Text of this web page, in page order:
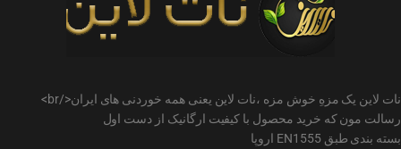
نات لاین یک مزهِ خوش مزه ،نات لاین یعنی همه خوردنی های ایران</br>
رسالت مون که خرید محصول با کیفیت ارگانیک از دست اول
بسته بندی طبق EN1555 اروپا